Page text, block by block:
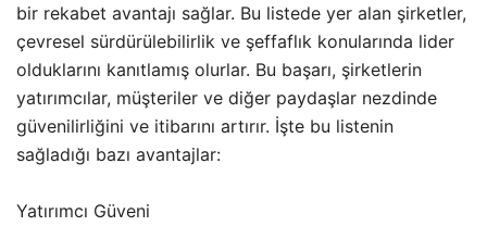
bir rekabet avantajı sağlar. Bu listede yer alan şirketler,
çevresel sürdürülebilirlik ve şeffaflık konularında lider
olduklarını kanıtlamış olurlar. Bu başarı, şirketlerin
yatırımcılar, müşteriler ve diğer paydaşlar nezdinde
güvenilirliğini ve itibarını artırır. İşte bu listenin
sağladığı bazı avantajlar:
Yatırımcı Güveni